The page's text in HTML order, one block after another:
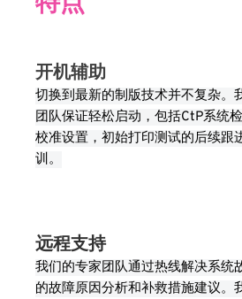
开机辅助
切换到最新的制版技术并不复杂。
团队保证轻松启动，包括CtP系统
校准设置，初始打印测试的后续跟
训。
远程支持
我们的专家团队通过热线解决系统
的故障原因分析和补救措施建议。